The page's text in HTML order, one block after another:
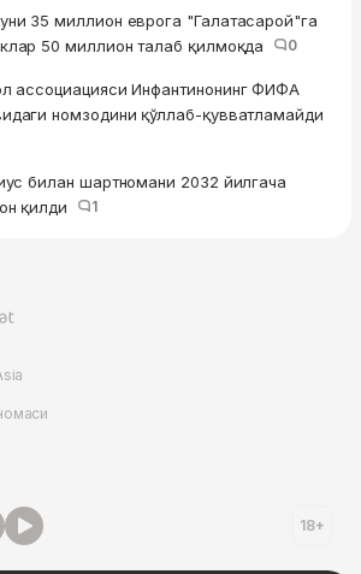
35 миллион еврога "Галатасарой"га
50 миллион талаб қилмоқда
0
ассоциацияси Инфантинонинг ФИФА
номзодини қўллаб-қувватламайди
билан шартномани 2032 йилгача
қилди
1
18+